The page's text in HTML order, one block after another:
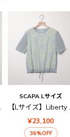
SCAPA Lサイズ
¥23,100
36%OFF